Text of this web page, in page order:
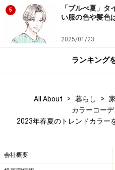
く）、会社員）
元気よく、若く見られ
代、関東（東京都をの
続いて、オレンジを取り入
ベージュ系コーデ
5
「ブルべ夏」
い服の色や髪色
2025/01/23
ランキング
All About > 暮らし >
カラーコー
2023年春夏のトレンドカラー
会社概要